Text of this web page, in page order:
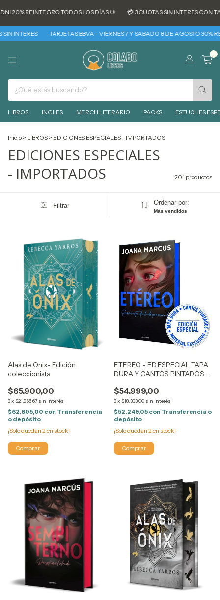
TODOS LOS DÍAS 🐶 💳 3 CUOTAS SIN INTERES CON TARJETAS
TARJETAS BBVA - VIERNES 7 Y SABADO 8 DE AGOSTO 30%
LIBROS INGLES MERCH LITERARIO PACKS ESTUCHES
Inicio > LIBROS > EDICIONES ESPECIALES - IMPORTADOS
EDICIONES ESPECIALES
- IMPORTADOS
201 productos
Filtrar Ordenar por:
Más vendidos
Alas de Onix- Edición
coleccionista
$65.900,00
3x $21.966,67 sin interés
$62.605,00 con Transferencia
o depósito
¡Solo quedan 2en stock!
ETEREO - ED.ESPECIAL TAPA
DURA Y CANTOS PINTADOS -
$54.999,00
3x $18.333,00 sin interés
$52.249,05 con Transferencia o
depósito
¡Solo quedan 2en stock!